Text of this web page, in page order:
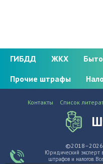
ГИБДД ЖКХ
Прочие штрафы
Контакты Список
©2018–2026
Юридический эксперт в
штрафов и налогов.